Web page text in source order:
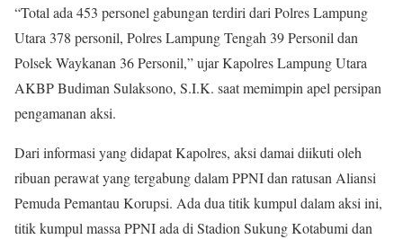
“Total ada 453 personel gabungan terdiri dari Polres Lampung
Utara 378 personil, Polres Lampung Tengah 39 Personil dan
Polsek Waykanan 36 Personil,” ujar Kapolres Lampung Utara
AKBP Budiman Sulaksono, S.I.K. saat memimpin apel persipan
pengamanan aksi.
Dari informasi yang didapat Kapolres, aksi damai diikuti oleh
ribuan perawat yang tergabung dalam PPNI dan ratusan Aliansi
Pemuda Pemantau Korupsi. Ada dua titik kumpul dalam aksi ini,
titik kumpul massa PPNI ada di Stadion Sukung Kotabumi dan